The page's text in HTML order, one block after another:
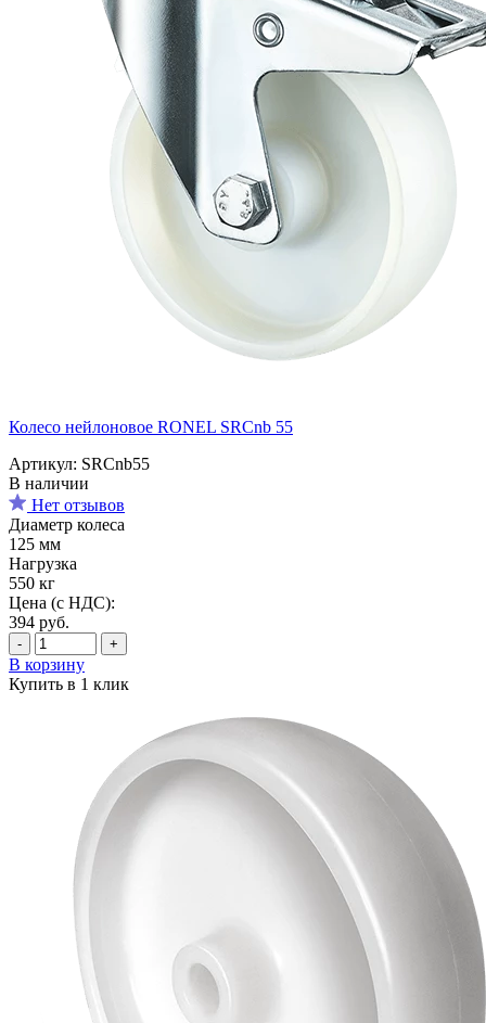
Колесо нейлоновое RONEL SRCnb 55
Артикул: SRCnb55
В наличии
Нет отзывов
Диаметр колеса
125 мм
Нагрузка
550 кг
Цена (с НДС):
394 руб.
- +
В корзину
Купить в 1 клик